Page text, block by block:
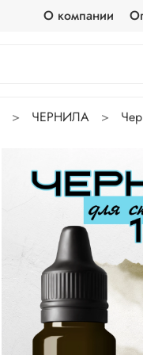
О компании
ЧЕРНИЛА